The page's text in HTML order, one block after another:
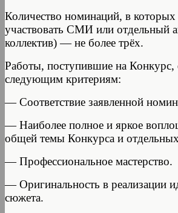
Количество номинаций, в
участвовать СМИ или отдельный
коллектив) — не более трёх.
Работы, поступившие на Конкурс,
следующим критериям:
— Соответствие заявленной
— Наиболее полное и яркое
общей темы Конкурса и
— Профессиональное мастерство.
— Оригинальность в реализации
сюжета.